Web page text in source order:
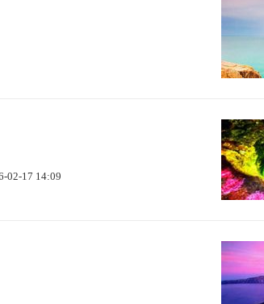
02-17 14:09